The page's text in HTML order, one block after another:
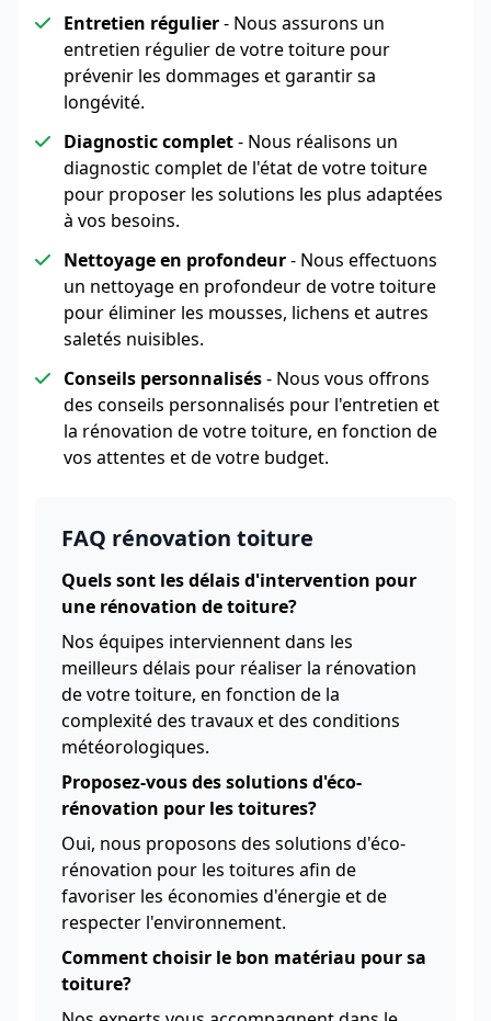
Entretien régulier- Nous assurons un
entretien régulier de votre toiture pour
prévenir les dommages et garantir sa
longévité.
Diagnostic complet- Nous réalisons un
diagnostic complet de l'état de votre toiture
pour proposer les solutions les plus adaptées
à vos besoins.
Nettoyage en profondeur- Nous effectuons
un nettoyage en profondeur de votre toiture
pour éliminer les mousses, lichens et autres
saletés nuisibles.
Conseils personnalisés- Nous vous offrons
des conseils personnalisés pour l'entretien et
la rénovation de votre toiture, en fonction de
vos attentes et de votre budget.
FAQ rénovation toiture
Quels sont les délais d'intervention pour
une rénovation de toiture?
Nos équipes interviennent dans les
meilleurs délais pour réaliser la rénovation
de votre toiture, en fonction de la
complexité des travaux et des conditions
météorologiques.
Proposez-vous des solutions d'éco-
rénovation pour les toitures?
Oui, nous proposons des solutions d'éco-
rénovation pour les toitures afin de
favoriser les économies d'énergie et de
respecter l'environnement.
Comment choisir le bon matériau pour sa
toiture?